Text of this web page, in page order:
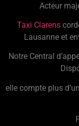
Acteur
Taxi Clarens
Lausanne et
Notre Central
elle compte plus